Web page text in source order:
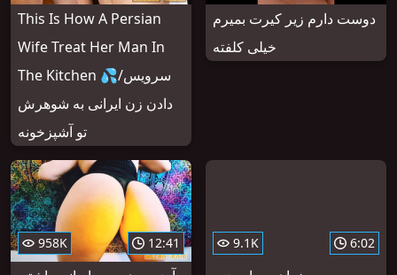
This Is How A Persian
Wife Treat Her Man In
The Kitchen 💦/سرویس
دادن زن ایرانی به شوهرش
تو آشپزخونه
دوست دارم زیر کیرت بمیرم
خیلی کلفته
958K 12:41 9.1K 6:02